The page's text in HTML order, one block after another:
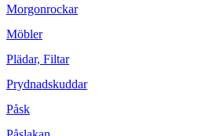
Morgonrockar
Möbler
Plädar, Filtar
Prydnadskuddar
Påsk